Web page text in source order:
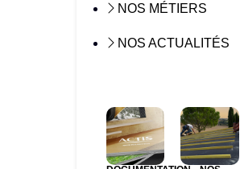
NOS MÉTIERS
NOS ACTUALITÉS